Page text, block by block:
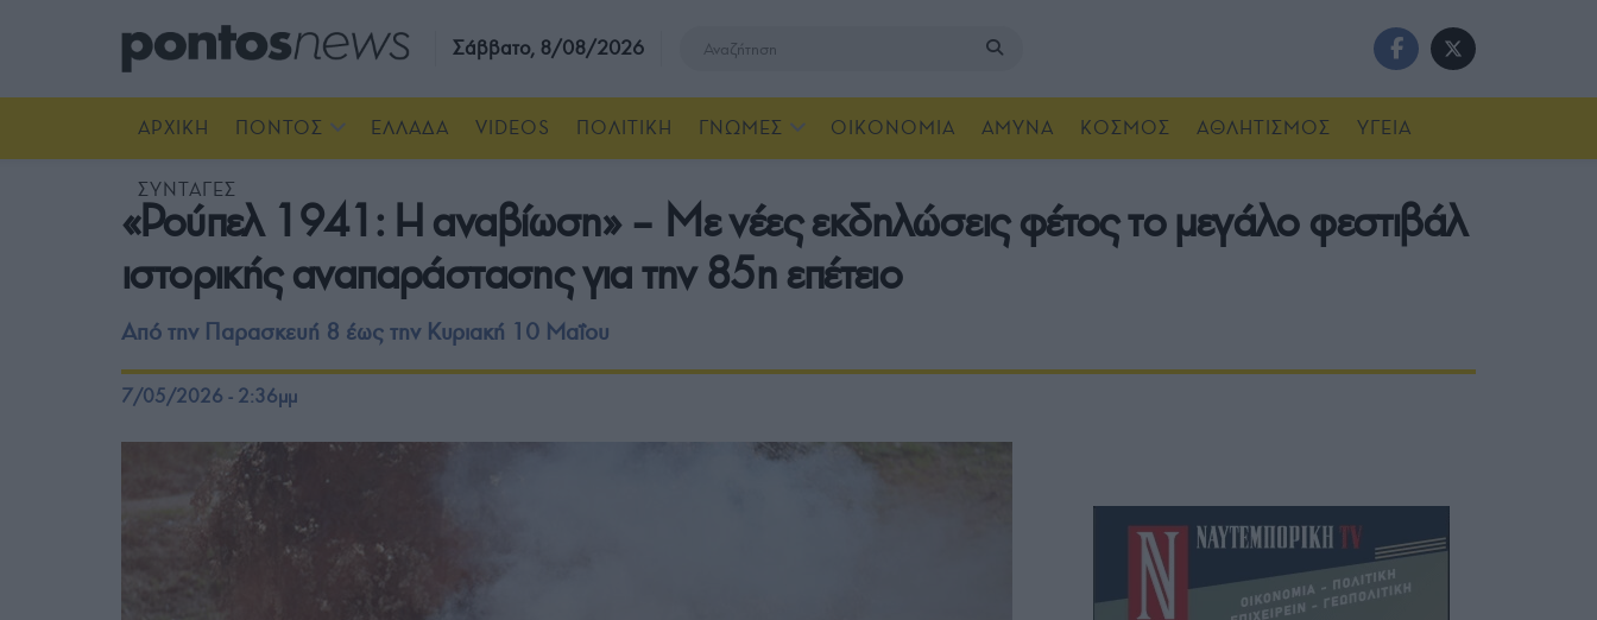
Σάββατο, 8/08/2026
ΑΡΧΙΚΗ ΠΟΝΤΟΣ ΕΛΛΑΔΑ VIDEOS ΠΟΛΙΤΙΚΗ ΓΝΩΜΕΣ ΟΙΚΟΝΟΜΙΑ ΑΜΥΝΑ ΚΟΣΜΟΣ ΑΘΛΗΤΙΣΜΟΣ ΥΓΕΙΑ
ΣΥΝΤΑΓΕΣ
«Ρούπελ 1941: Η αναβίωση» – Με νέες εκδηλώσεις φέτος το μεγάλο φεστιβάλ
ιστορικής αναπαράστασης για την 85η επέτειο
Από την Παρασκευή 8 έως την Κυριακή 10 Μαΐου
7/05/2026 - 2:36μμ